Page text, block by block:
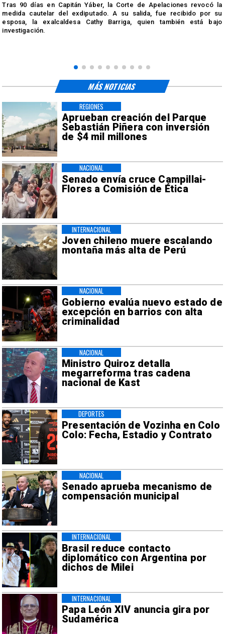
Tras 90 días en Capitán Yáber, la Corte de Apelaciones revocó la
medida cautelar del exdiputado. A su salida, fue recibido por su
esposa, la exalcaldesa Cathy Barriga, quien también está bajo
investigación.
Aprueban creación del Parque
Sebastián Piñera con inversión
de $4 mil millones
REGIONES
Senado envía cruce Campillai-
Flores a Comisión de Ética
NACIONAL
Joven chileno muere escalando
montaña más alta de Perú
INTERNACIONAL
Gobierno evalúa nuevo estado de
excepción en barrios con alta
criminalidad
NACIONAL
Ministro Quiroz detalla
megarreforma tras cadena
nacional de Kast
NACIONAL
Presentación de Vozinha en Colo
Colo: Fecha, Estadio y Contrato
DEPORTES
Senado aprueba mecanismo de
compensación municipal
NACIONAL
Brasil reduce contacto
diplomático con Argentina por
dichos de Milei
INTERNACIONAL
Papa León XIV anuncia gira por
Sudamérica
INTERNACIONAL
MÁS NOTICIAS